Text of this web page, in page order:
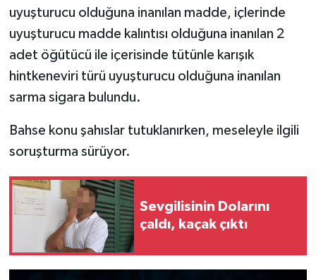
uyuşturucu olduğuna inanılan madde, içlerinde
uyuşturucu madde kalıntısı olduğuna inanılan 2
adet öğütücü ile içerisinde tütünle karışık
hintkeneviri türü uyuşturucu olduğuna inanılan
sarma sigara bulundu.
Bahse konu şahıslar tutuklanırken, meseleyle ilgili
soruşturma sürüyor.
Sevgilisinin Dolarını
çaldı, kaçak çıktı